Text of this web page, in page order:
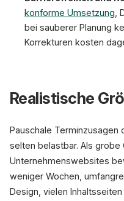
konforme Umsetzung ,
bei sauberer Planung
Korrekturen kosten
Realistische
Pauschale Terminzusagen
selten belastbar. Als grobe
Unternehmenswebsites
weniger Wochen,
Design, vielen